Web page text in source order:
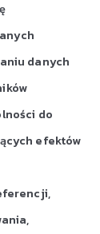
danych
do
efektów